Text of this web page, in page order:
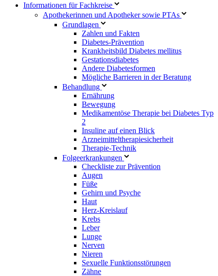
Informationen für Fachkreise
Apothekerinnen und Apotheker sowie PTAs
Grundlagen
Zahlen und Fakten
Diabetes-Prävention
Krankheitsbild Diabetes mellitus
Gestationsdiabetes
Andere Diabetesformen
Mögliche Barrieren in der Beratung
Behandlung
Ernährung
Bewegung
Medikamentöse Therapie bei Diabetes Typ
2
Insuline auf einen Blick
Arzneimitteltherapie­sicherheit
Therapie-Technik
Fol­ge­er­kran­kun­gen
Checkliste zur Prävention
Augen
Füße
Gehirn und Psyche
Haut
Herz-Kreislauf
Krebs
Leber
Lunge
Nerven
Nieren
Sexuelle Funktionsstörungen
Zähne